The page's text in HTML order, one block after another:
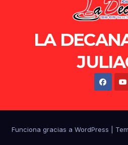
LA
Funciona gracias a WordPress